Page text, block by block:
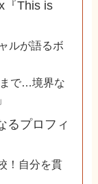
『This is
ルが語るボ
で…境界な
るプロフィ
！自分を貫